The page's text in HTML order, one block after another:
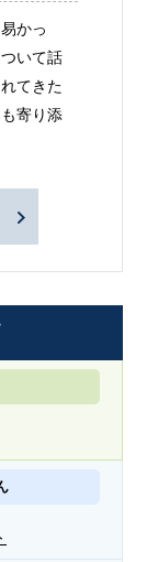
かっ
いて話
てきた
寄り添